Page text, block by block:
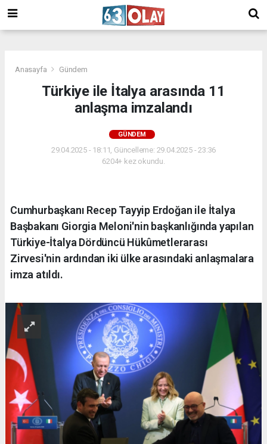
Anasayfa Gündem
Türkiye ile İtalya arasında 11
anlaşma imzalandı
GÜNDEM
29.04.2025 - 18:11, Güncelleme: 29.04.2025 - 23:36
6204+ kez okundu.
Cumhurbaşkanı Recep Tayyip Erdoğan ile İtalya
Başbakanı Giorgia Meloni'nin başkanlığında yapılan
Türkiye-İtalya Dördüncü Hükûmetlerarası
Zirvesi'nin ardından iki ülke arasındaki anlaşmalara
imza atıldı.